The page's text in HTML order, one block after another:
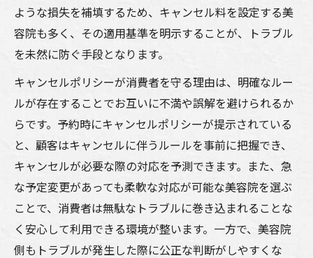
ような損失を補填するため、キャンセル料を設定する美
容院も多く、その適用基準を明示することが、トラブル
を未然に防ぐ手段となります。
キャンセルポリシーが消費者を守る理由は、明確なルー
ルが存在することでお互いに不満や誤解を避けられるか
らです。予約時にキャンセルポリシーが提示されている
と、顧客はキャンセルに伴うルールを事前に把握でき、
キャンセルが必要な際の対応を予測できます。また、急
な予定変更があっても柔軟な対応が可能な美容院を選ぶ
ことで、消費者は無駄なトラブルに巻き込まれることな
く安心して利用できる環境が整います。一方で、美容院
側もトラブルが発生した際に公正な判断がしやすくな